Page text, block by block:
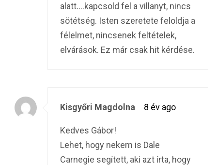
alatt….kapcsold fel a villanyt, nincs
sötétség. Isten szeretete feloldja a
félelmet, nincsenek feltételek,
elvárások. Ez már csak hit kérdése.
Kisgyőri Magdolna 8 év ago
Kedves Gábor!
Lehet, hogy nekem is Dale
Carnegie segített, aki azt írta, hogy